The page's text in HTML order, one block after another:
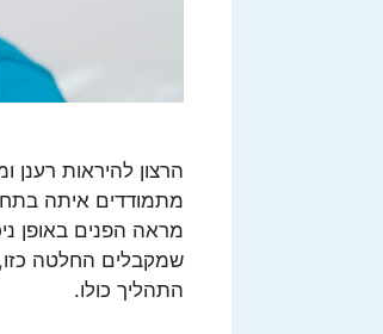
הרצון להיראות
מתמודדים איתה
מראה הפנים באופן
שמקבלים החלטה
התהליך כולו.